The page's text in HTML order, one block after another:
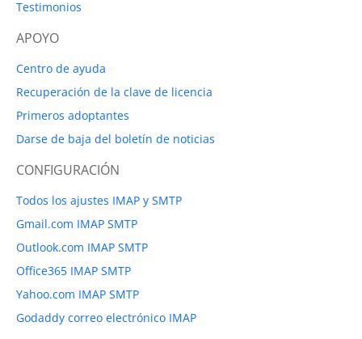
Testimonios
APOYO
Centro de ayuda
Recuperación de la clave de licencia
Primeros adoptantes
Darse de baja del boletín de noticias
CONFIGURACIÓN
Todos los ajustes IMAP y SMTP
Gmail.com IMAP SMTP
Outlook.com IMAP SMTP
Office365 IMAP SMTP
Yahoo.com IMAP SMTP
Godaddy correo electrónico IMAP